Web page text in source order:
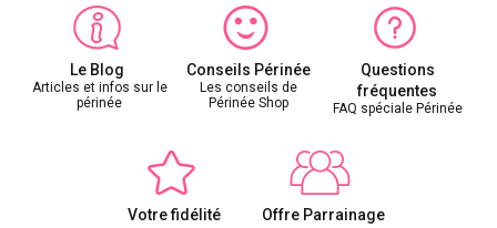
Le Blog
Articles et infos sur le
périnée
Conseils Périnée
Les conseils de
Périnée Shop
Questions
fréquentes
FAQ spéciale Périnée
Votre fidélité
Offre Parrainage